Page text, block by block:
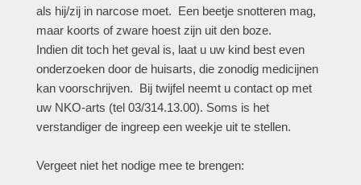
als hij/zij in narcose moet. Een beetje snotteren mag,
maar koorts of zware hoest zijn uit den boze.
Indien dit toch het geval is, laat u uw kind best even
onderzoeken door de huisarts, die zonodig medicijnen
kan voorschrijven. Bij twijfel neemt u contact op met
uw NKO-arts (tel 03/314.13.00). Soms is het
verstandiger de ingreep een weekje uit te stellen.
Vergeet niet het nodige mee te brengen: